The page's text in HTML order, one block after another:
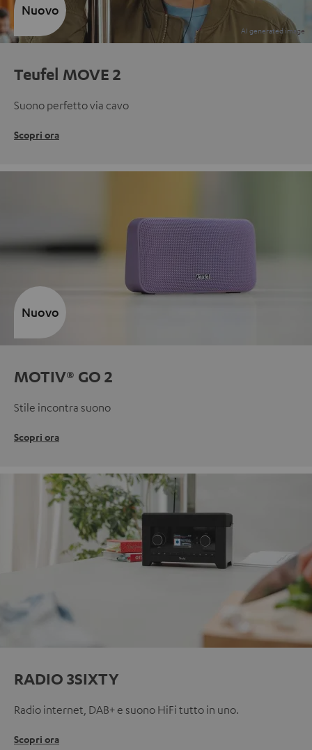
Teufel MOVE 2
Suono perfetto via cavo
Scopri ora
Nuovo
MOTIV® GO 2
Stile incontra suono
Scopri ora
Nuovo
RADIO 3SIXTY
Radio internet, DAB+ e suono HiFi tutto in uno.
Scopri ora